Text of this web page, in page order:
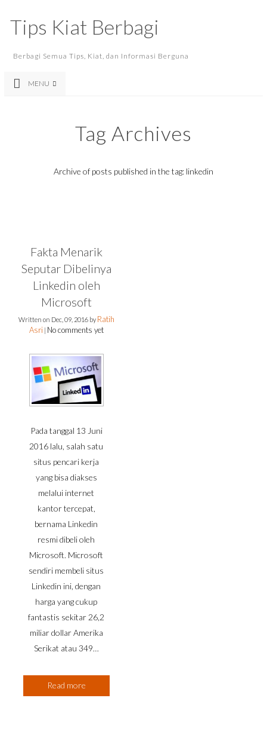
Tips Kiat Berbagi
Berbagi Semua Tips, Kiat, dan Informasi Berguna
MENU
Tag Archives
Archive of posts published in the tag: linkedin
Fakta Menarik
Seputar Dibelinya
Linkedin oleh
Microsoft
Written on Dec, 09, 2016 by Ratih
Asri | No comments yet
Pada tanggal 13 Juni
2016 lalu, salah satu
situs pencari kerja
yang bisa diakses
melalui internet
kantor tercepat,
bernama Linkedin
resmi dibeli oleh
Microsoft. Microsoft
sendiri membeli situs
Linkedin ini, dengan
harga yang cukup
fantastis sekitar 26,2
miliar dollar Amerika
Serikat atau 349…
Read more